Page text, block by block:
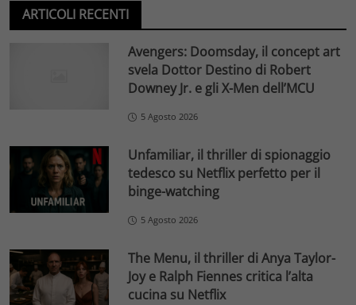
ARTICOLI RECENTI
Avengers: Doomsday, il concept art
svela Dottor Destino di Robert
Downey Jr. e gli X-Men dell’MCU
5 Agosto 2026
Unfamiliar, il thriller di spionaggio
tedesco su Netflix perfetto per il
binge-watching
5 Agosto 2026
The Menu, il thriller di Anya Taylor-
Joy e Ralph Fiennes critica l’alta
cucina su Netflix